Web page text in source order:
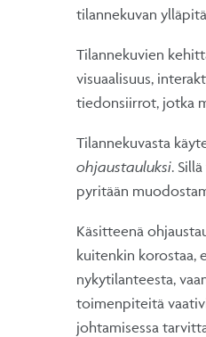
tilannekuvan
Tilannekuvien
visuaalisuus,
tiedonsiirrot, jotka
Tilannekuvasta
ohjaustauluksi.
pyritään
Käsitteenä
kuitenkin korostaa,
nykytilanteesta,
toimenpiteitä
johtamisessa